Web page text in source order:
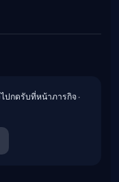
ปกดรับที่หน้าภารกิจ ·